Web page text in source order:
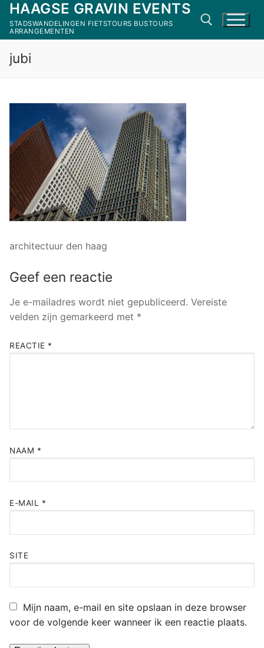
Ga
naar
de
inhoud
HAAGSE GRAVIN EVENTS
STADSWANDELINGEN FIETSTOURS BUSTOURS
ARRANGEMENTEN
jubi
architectuur den haag
Geef een reactie
Je e-mailadres wordt niet gepubliceerd. Vereiste
velden zijn gemarkeerd met *
REACTIE *
NAAM *
E-MAIL *
SITE
Mijn naam, e-mail en site opslaan in deze browser
voor de volgende keer wanneer ik een reactie plaats.